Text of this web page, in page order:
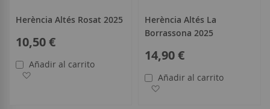
Herència Altés Rosat 2025
10,50 €
Añadir al carrito
Herència Altés La
Borrassona 2025
14,90 €
Añadir al carrito